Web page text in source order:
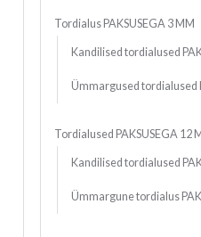
Tordialus PAKSUSEGA 3 MM
Kandilised tordialused
Ümmargused tordialused
Tordialused PAKSUSEGA 12
Kandilised tordialused
Ümmargune tordialus